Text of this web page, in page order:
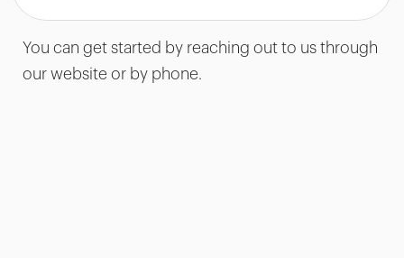
You can get started by reaching out to us through
our website or by phone.